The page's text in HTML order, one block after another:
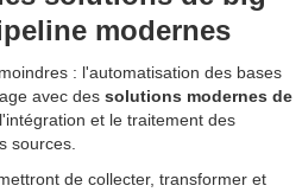
modernes
: l'automatisation des bases
avec des solutions modernes de
et le traitement des
sources.
de collecter, transformer et